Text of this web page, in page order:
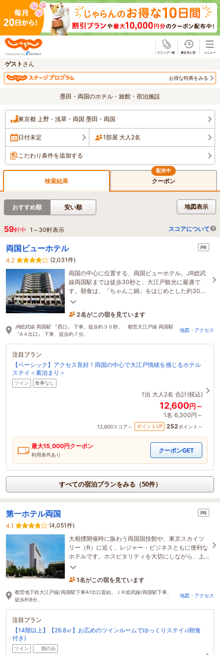
ゲスト さん
お得な特典をみる
墨田・両国のホテル・旅館・宿泊施設
東京都 上野・浅草・両国 墨田・両国
日付未定 1部屋 大人2名
こだわり条件を追加する
検索結果 クーポン
地図表示
おすすめ順 安い順
59軒中 1 ～ 30軒表示 スコアについて
両国ビューホテル PR
4.2
(2,031件)
両国の中心に位置する、両国ビューホテル。JR総武
線両国駅までは徒歩30秒と、大江戸観光に最適で
す。朝食は、「ちゃんこ鍋」をはじめとした約30種
類の和洋食をブッフェ形式でお楽しみいただけま
2時間前に予約されました
JR総武線 両国駅 『西口』 下車、徒歩約３０秒。 都営大江戸線 両国駅
『A４出口』 下車、徒歩約７分。
地図・アクセス
注目プラン
【ベーシック】アクセス良好！両国の中心で大江戸情緒を感じるホテル
ステイ＜素泊まり＞
ツイン 食事なし
1泊 大人2名 合計(税込)
12,600円～
1名 6,300円～
12,600スコア～ ポイントUP 252ポイント～
最大15,000円クーポン
利用条件あり
クーポンGET
すべての宿泊プランをみる（50件）
第一ホテル両国 PR
4.1
(4,051件)
大相撲開催時に賑わう両国国技館や、東京スカイツ
リー（R）に近く、レジャー・ビジネスともに便利な
ホテルです。ホスピタリティを大切にしながら、上
質なひとときを演出します。
10分前に予約されました
都営地下鉄大江戸線/両国駅下車A1出口直結。ＪＲ総武線/両国駅下車、
徒歩約8分。
地図・アクセス
注目プラン
【14階以上】【26.8㎡】お広めのツインルームでゆっくりステイ♪(朝食
付き)
ツイン 朝のみ